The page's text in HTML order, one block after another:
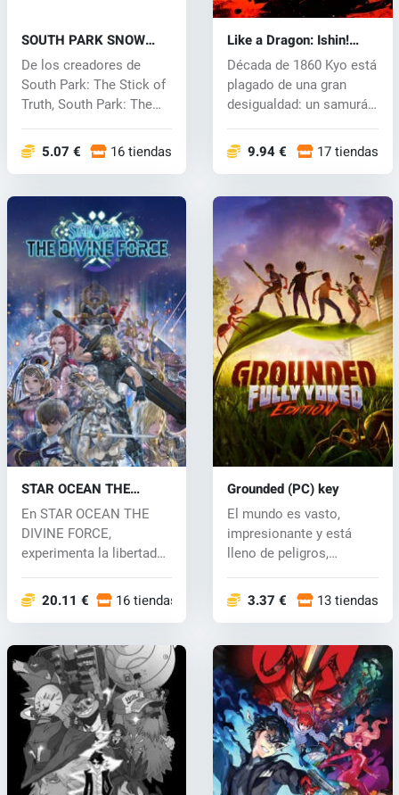
SOUTH PARK SNOW
DAY! (PC) key
De los creadores de
South Park: The Stick of
Truth, South Park: The
5.07 € 16 tiendas
Like a Dragon: Ishin!
(PC) key
Década de 1860 Kyo está
plagado de una gran
desigualdad: un samurái
9.94 € 17 tiendas
STAR OCEAN THE
DIVINE FORCE (PC) key
En STAR OCEAN THE
DIVINE FORCE,
experimenta la libertad
20.11 € 16 tiendas
Grounded (PC) key
El mundo es vasto,
impresionante y está
lleno de peligros,
3.37 € 13 tiendas